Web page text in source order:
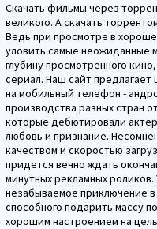
Скачать фильмы через
великого. А скачать
Ведь при просмотре в
уловить самые неожиданные
глубину просмотренного
сериал. Наш сайт
на мобильный телефон -
производства разных стран
которые дебютировали
любовь и признание.
качеством и скоростью
придется вечно ждать
минутных рекламных
незабываемое приключение в
способного подарить массу
хорошим настроением на